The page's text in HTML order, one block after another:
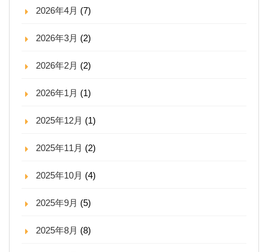
2026年4月 (7)
2026年3月 (2)
2026年2月 (2)
2026年1月 (1)
2025年12月 (1)
2025年11月 (2)
2025年10月 (4)
2025年9月 (5)
2025年8月 (8)